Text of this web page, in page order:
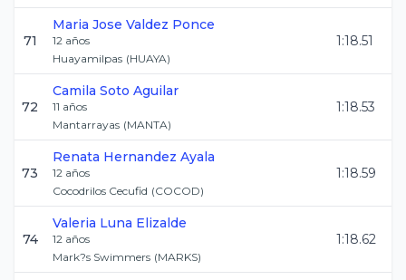
71
Maria Jose Valdez Ponce
12 años
Huayamilpas (HUAYA)
1:18.51
72
Camila Soto Aguilar
11 años
Mantarrayas (MANTA)
1:18.53
73
Renata Hernandez Ayala
12 años
Cocodrilos Cecufid (COCOD)
1:18.59
74
Valeria Luna Elizalde
12 años
Mark?s Swimmers (MARKS)
1:18.62